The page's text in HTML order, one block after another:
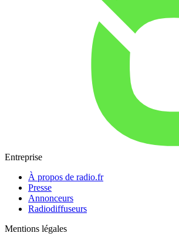
Entreprise
À propos de radio.fr
Presse
Annonceurs
Radiodiffuseurs
Mentions légales